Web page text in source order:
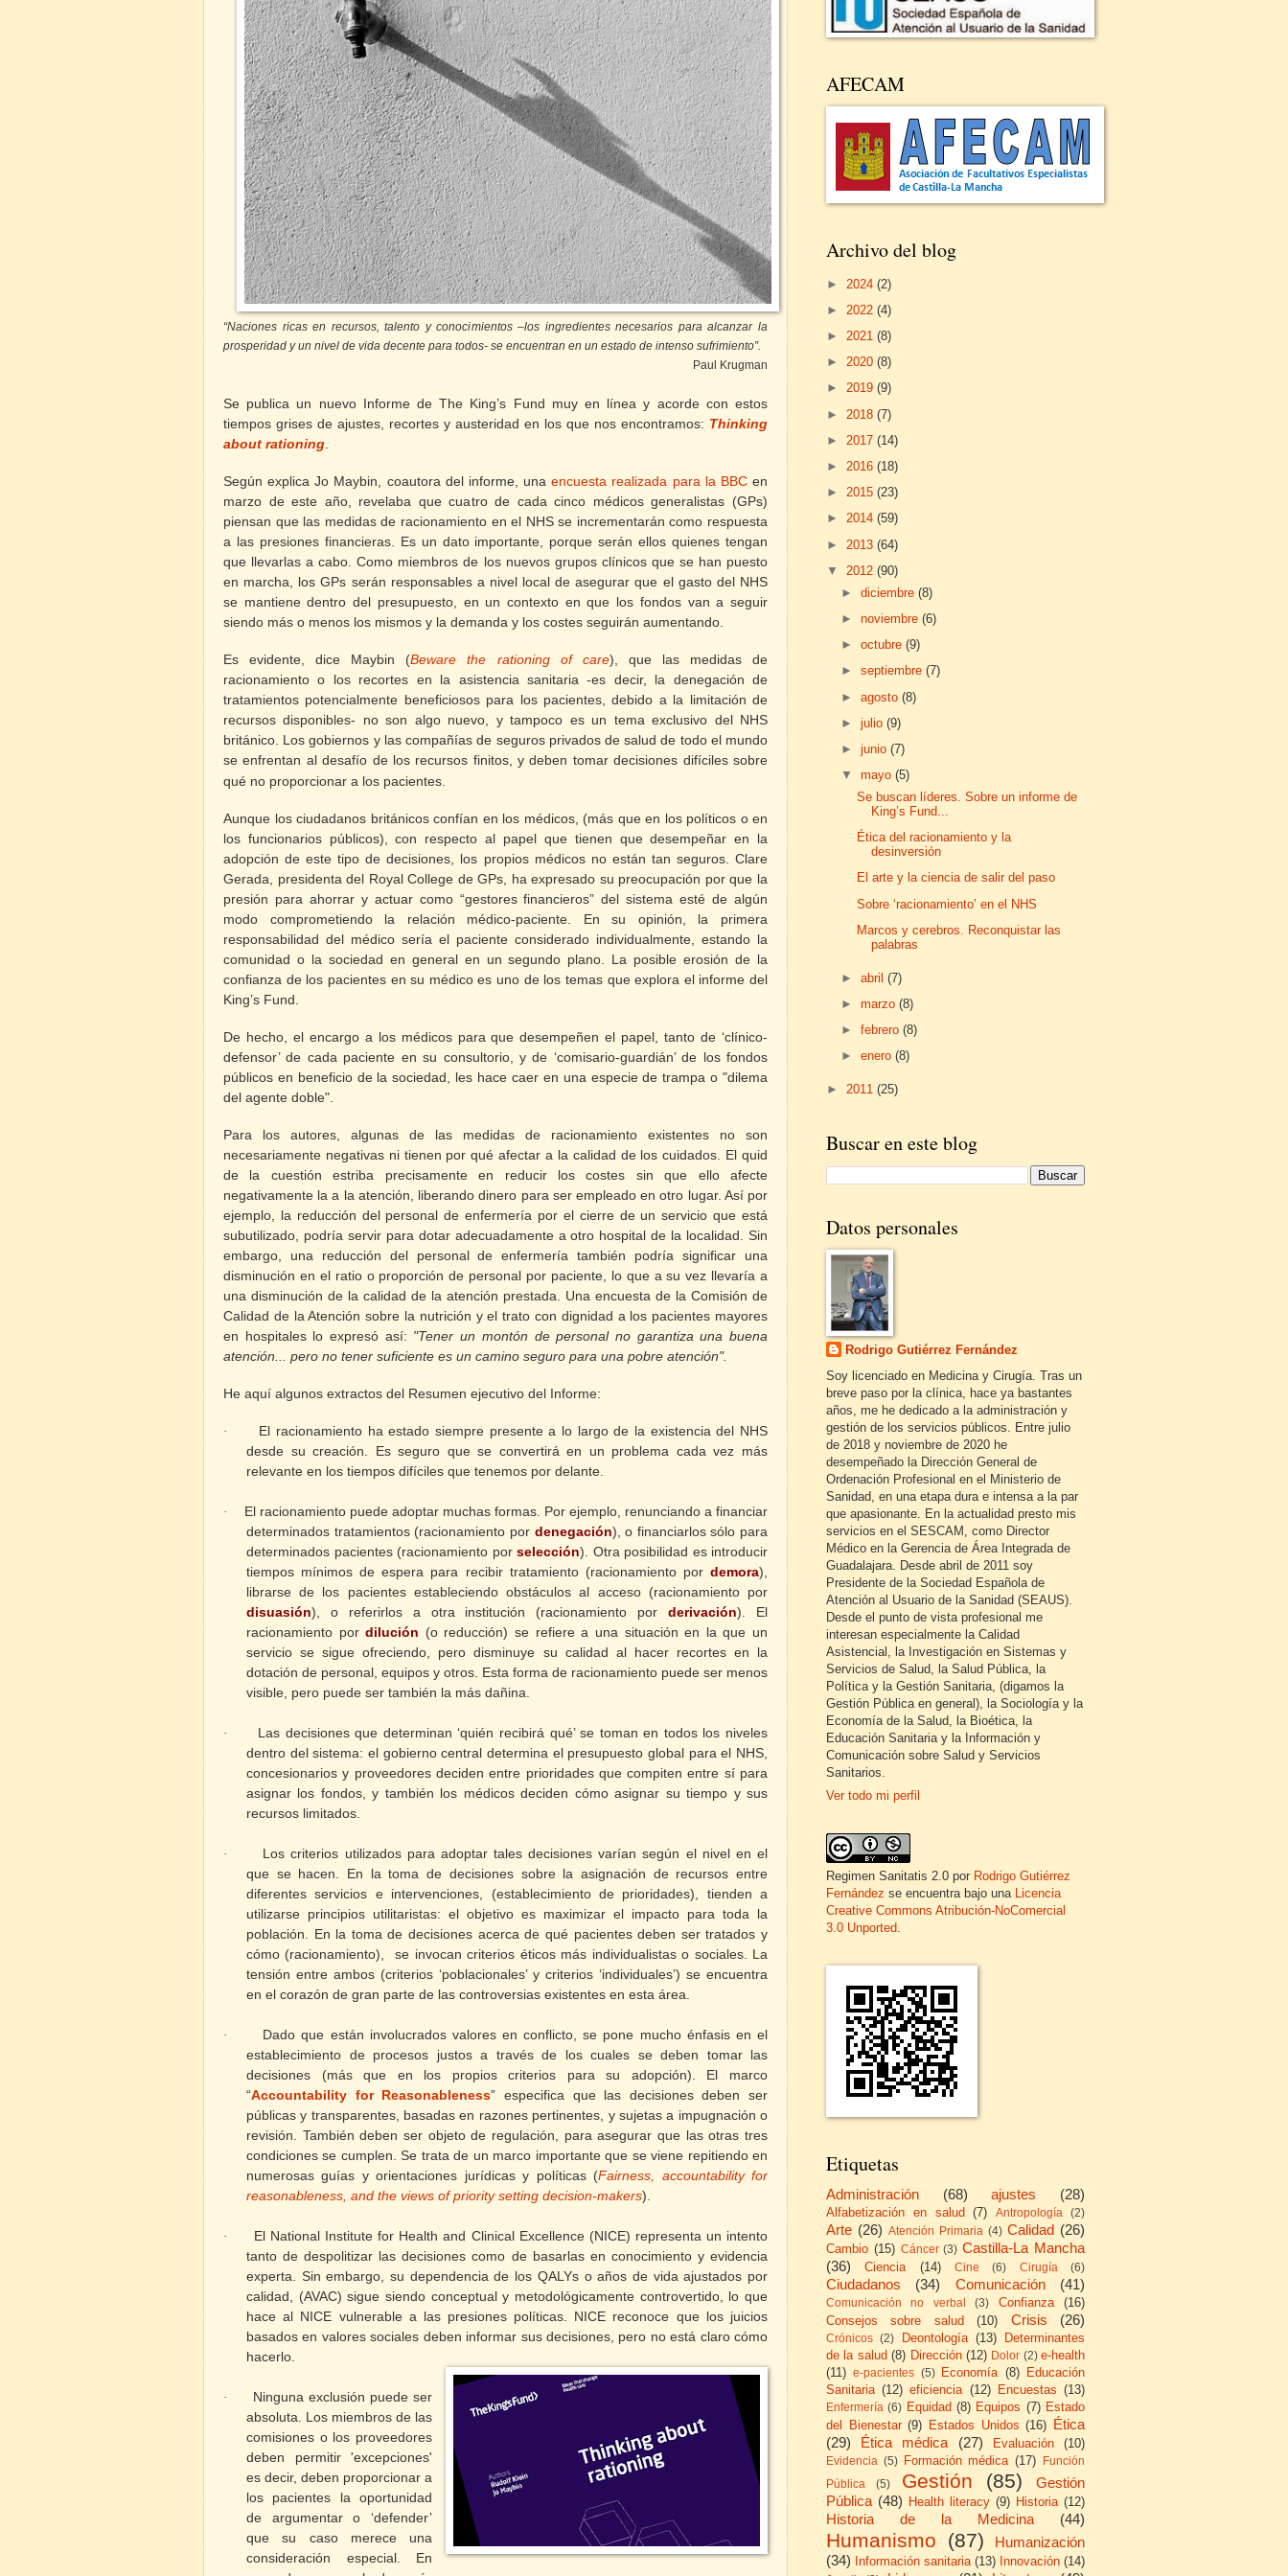
“Naciones ricas en recursos, talento y conocimientos –los ingredientes necesarios para alcanzar la
prosperidad y un nivel de vida decente para todos- se encuentran en un estado de intenso sufrimiento”.
Paul Krugman
Se publica un nuevo Informe de The King’s Fund muy en línea y acorde con estos
tiempos grises de ajustes, recortes y austeridad en los que nos encontramos: Thinking
about rationing
Según explica Jo Maybin, coautora del informe, unaencuesta realizada para la BBCen
marzo de este año, revelaba que cuatro de cada cinco médicos generalistas (GPs)
piensan que las medidas de racionamiento en el NHS se incrementarán como respuesta
a las presiones financieras. Es un dato importante, porque serán ellos quienes tengan
que llevarlas a cabo. Como miembros de los nuevos grupos clínicos que se han puesto
en marcha, los GPs serán responsables a nivel local de asegurar que el gasto del NHS
se mantiene dentro del presupuesto, en un contexto en que los fondos van a seguir
siendo más o menos los mismos y la demanda y los costes seguirán aumentando.
Es evidente, dice Maybin (Beware the rationing of care), que las medidas de
racionamiento o los recortes en la asistencia sanitaria -es decir, la denegación de
tratamientos potencialmente beneficiosos para los pacientes, debido a la limitación de
recursos disponibles- no son algo nuevo, y tampoco es un tema exclusivo del NHS
británico. Los gobiernos y las compañías de seguros privados de salud de todo el mundo
se enfrentan al desafío de los recursos finitos, y deben tomar decisiones difíciles sobre
qué no proporcionar a los pacientes.
Aunque los ciudadanos británicos confían en los médicos, (más que en los políticos o en
los funcionarios públicos), con respecto al papel que tienen que desempeñar en la
adopción de este tipo de decisiones, los propios médicos no están tan seguros. Clare
Gerada, presidenta del Royal College de GPs, ha expresado su preocupación por que la
presión para ahorrar y actuar como “gestores financieros” del sistema esté de algún
modo comprometiendo la relación médico-paciente. En su opinión, la primera
responsabilidad del médico sería el paciente considerado individualmente, estando la
comunidad o la sociedad en general en un segundo plano. La posible erosión de la
confianza de los pacientes en su médico es uno de los temas que explora el informe del
King’s Fund.
De hecho, el encargo a los médicos para que desempeñen el papel, tanto de ‘clínico-
defensor’ de cada paciente en su consultorio, y de ‘comisario-guardián’ de los fondos
públicos en beneficio de la sociedad, les hace caer en una especie de trampa o "dilema
del agente doble".
Para los autores, algunas de las medidas de racionamiento existentes no son
necesariamente negativas ni tienen por qué afectar a la calidad de los cuidados. El quid
de la cuestión estriba precisamente en reducir los costes sin que ello afecte
negativamente la a la atención, liberando dinero para ser empleado en otro lugar. Así por
ejemplo, la reducción del personal de enfermería por el cierre de un servicio que está
subutilizado, podría servir para dotar adecuadamente a otro hospital de la localidad. Sin
embargo, una reducción del personal de enfermería también podría significar una
disminución en el ratio o proporción de personal por paciente, lo que a su vez llevaría a
una disminución de la calidad de la atención prestada. Una encuesta de la Comisión de
Calidad de la Atención sobre la nutrición y el trato con dignidad a los pacientes mayores
en hospitales lo expresó así: "Tener un montón de personal no garantiza una buena
atención... pero no tener suficiente es un camino seguro para una pobre atención".
He aquí algunos extractos del Resumen ejecutivo del Informe:
·
El racionamiento ha estado siempre presente a lo largo de la existencia del NHS
desde su creación. Es seguro que se convertirá en un problema cada vez más
relevante en los tiempos difíciles que tenemos por delante.
·
El racionamiento puede adoptar muchas formas. Por ejemplo, renunciando a financiar
determinados tratamientos (racionamiento por denegación), o financiarlos sólo para
determinados pacientes (racionamiento por selección). Otra posibilidad es introducir
tiempos mínimos de espera para recibir tratamiento (racionamiento por demora),
librarse de los pacientes estableciendo obstáculos al acceso (racionamiento por
disuasión), o referirlos a otra institución (racionamiento porderivación). El
racionamiento pordilución (o reducción) se refiere a una situación en la que un
servicio se sigue ofreciendo, pero disminuye su calidad al hacer recortes en la
dotación de personal, equipos y otros. Esta forma de racionamiento puede ser menos
visible, pero puede ser también la más dañina.
·
Las decisiones que determinan ‘quién recibirá qué’ se toman en todos los niveles
dentro del sistema: el gobierno central determina el presupuesto global para el NHS,
concesionarios y proveedores deciden entre prioridades que compiten entre sí para
asignar los fondos, y también los médicos deciden cómo asignar su tiempo y sus
recursos limitados.
·
Los criterios utilizados para adoptar tales decisiones varían según el nivel en el
que se hacen. En la toma de decisiones sobre la asignación de recursos entre
diferentes servicios e intervenciones, (establecimiento de prioridades), tienden a
utilizarse principios utilitaristas: el objetivo es maximizar el impacto para toda la
población. En la toma de decisiones acerca de qué pacientes deben ser tratados y
cómo (racionamiento),
se invocan criterios éticos más individualistas o sociales. La
tensión entre ambos (criterios ‘poblacionales’ y criterios ‘individuales’) se encuentra
en el corazón de gran parte de las controversias existentes en esta área.
·
Dado que están involucrados valores en conflicto, se pone mucho énfasis en el
establecimiento de procesos justos a través de los cuales se deben tomar las
decisiones (más que en los propios criterios para su adopción). El marco
“Accountability for Reasonableness” especifica que las decisiones deben ser
públicas y transparentes, basadas en razones pertinentes, y sujetas a impugnación o
revisión. También deben ser objeto de regulación, para asegurar que las otras tres
condiciones se cumplen. Se trata de un marco importante que se viene repitiendo en
numerosas guías y orientaciones jurídicas y políticas (Fairness, accountability for
reasonableness, and the views of priority setting decision-makers).
·
El National Institute for Health and Clinical Excellence (NICE) representa un intento
tanto de despolitizar las decisiones como de basarlas en conocimiento y evidencia
experta. Sin embargo, su dependencia de los QALYs o años de vida ajustados por
calidad, (AVAC) sigue siendo conceptual y metodológicamente controvertido, lo que
hace al NICE vulnerable a las presiones políticas. NICE reconoce que los juicios
basados en valores sociales deben informar sus decisiones, pero no está claro cómo
hacerlo.
·
Ninguna exclusión puede ser
absoluta. Los miembros de las
comisiones o los proveedores
deben permitir 'excepciones'
es decir, deben proporcionar a
los pacientes la oportunidad
de argumentar o ‘defender’
que su caso merece una
consideración especial. En
AFECAM
Archivo del blog
► 2024 (2)
► 2022 (4)
► 2021 (8)
► 2020 (8)
► 2019 (9)
► 2018 (7)
► 2017 (14)
► 2016 (18)
► 2015 (23)
► 2014 (59)
► 2013 (64)
▼ 2012 (90)
►diciembre(8)
►noviembre(6)
►octubre(9)
►septiembre(7)
►agosto(8)
►julio(9)
►junio(7)
▼mayo(5)
Se buscan líderes. Sobre un informe de
King’s Fund...
Ética del racionamiento y la
desinversión
El arte y la ciencia de salir del paso
Sobre ‘racionamiento’ en el NHS
Marcos y cerebros. Reconquistar las
palabras
►abril(7)
►marzo(8)
►febrero(8)
►enero(8)
► 2011 (25)
Buscar en este blog
Datos personales
Rodrigo Gutiérrez Fernández
Soy licenciado en Medicina y Cirugía. Tras un
breve paso por la clínica, hace ya bastantes
años, me he dedicado a la administración y
gestión de los servicios públicos. Entre julio
de 2018 y noviembre de 2020 he
desempeñado la Dirección General de
Ordenación Profesional en el Ministerio de
Sanidad, en una etapa dura e intensa a la par
que apasionante. En la actualidad presto mis
servicios en el SESCAM, como Director
Médico en la Gerencia de Área Integrada de
Guadalajara. Desde abril de 2011 soy
Presidente de la Sociedad Española de
Atención al Usuario de la Sanidad (SEAUS).
Desde el punto de vista profesional me
interesan especialmente la Calidad
Asistencial, la Investigación en Sistemas y
Servicios de Salud, la Salud Pública, la
Política y la Gestión Sanitaria, (digamos la
Gestión Pública en general), la Sociología y la
Economía de la Salud, la Bioética, la
Educación Sanitaria y la Información y
Comunicación sobre Salud y Servicios
Sanitarios.
Ver todo mi perfil
Regimen Sanitatis 2.0 por Rodrigo Gutiérrez
Fernández se encuentra bajo una Licencia
Creative Commons Atribución-NoComercial
3.0 Unported.
Etiquetas
Administración (68) ajustes (28)
Alfabetización en salud (7) Antropología (2)
Arte (26) Atención Primaria (4) Calidad (26)
Cambio (15) Cáncer (3) Castilla-La Mancha
(36)
Ciencia (14) Cine (6) Cirugía (6)
Ciudadanos (34) Comunicación (41)
Comunicación no verbal (3) Confianza
(16)
Consejos sobre salud
(10) Crisis (26)
Crónicos (2) Deontología (13)
Determinantes
de la salud (8) Dirección (12) Dolor (2) e-health
(11)
e-pacientes (5) Economía (8)
Educación
Sanitaria (12) eficiencia (12) Encuestas (13)
Enfermería (6) Equidad (8) Equipos (7) Estado
del Bienestar (9) Estados Unidos (16) Ética
(29)
Ética médica (27) Evaluación (10)
Evidencia (5) Formación médica (17)
Función
Pública
(5) Gestión (85)
Gestión
Pública (48) Health literacy (9) Historia (12)
Historia de la Medicina (44)
Humanismo (87)
Humanización
(34) Información sanitaria (13) Innovación (14)